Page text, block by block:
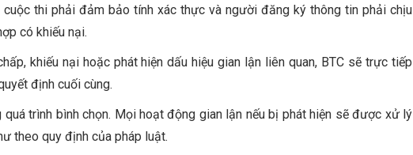
thi phải đảm bảo tính xác thực và người đăng ký thông tin phải chịu
có khiếu nại.
khiếu nại hoặc phát hiện dấu hiệu gian lận liên quan, BTC sẽ trực tiếp
định cuối cùng.
trình bình chọn. Mọi hoạt động gian lận nếu bị phát hiện sẽ được xử lý
theo quy định của pháp luật.